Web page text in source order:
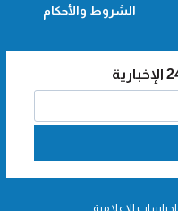
الشروط والأحكام